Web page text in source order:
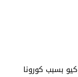
بسبب كورونا